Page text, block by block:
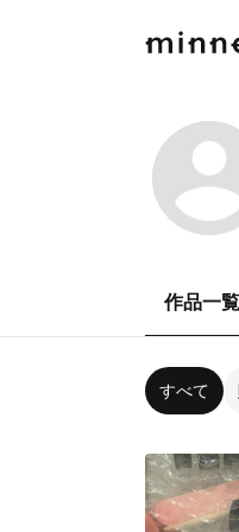
作品一覧
すべて